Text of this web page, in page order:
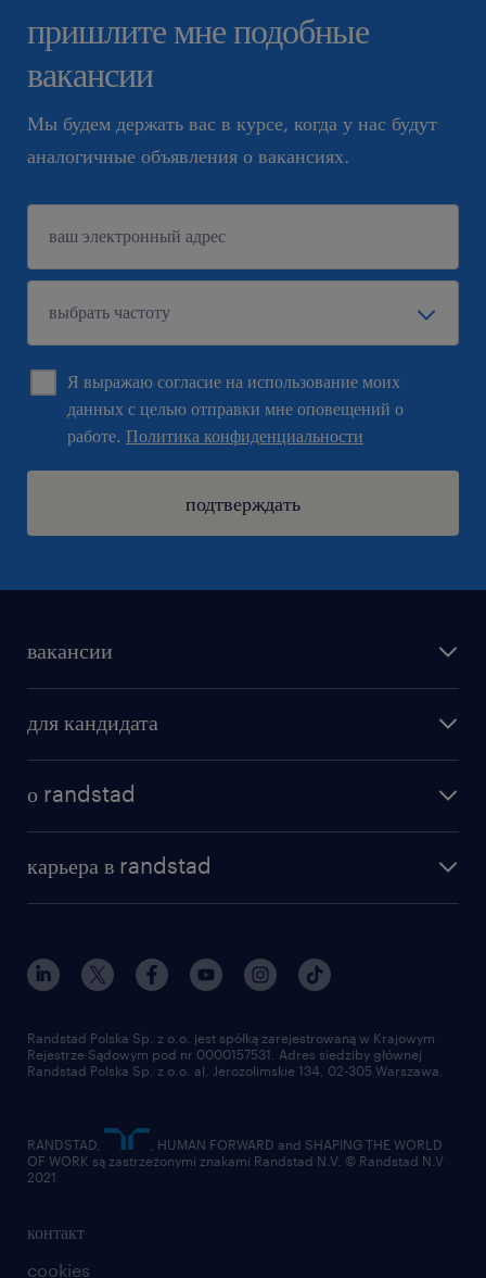
пришлите мне подобные
вакансии
Мы будем держать вас в курсе, когда у нас будут
аналогичные объявления о вакансиях.
Я выражаю согласие на использование моих
данных с целью отправки мне оповещений о
работе. Политика конфиденциальности
подтверждать
вакансии
бонусы для работников
для кандидата
о randstad
институт исследований randstad
для медиа
для поставщиков
карьера в randstad
наш мир
работа в randstad
отправить резюме
контакт
cookies
Randstad Polska Sp. z o.o. jest spółką zarejestrowaną w Krajowym
Rejestrze Sądowym pod nr 0000157531. Adres siedziby głównej
Randstad Polska Sp. z o.o. al. Jerozolimskie 134, 02-305 Warszawa.
RANDSTAD,
, HUMAN FORWARD and SHAPING THE WORLD
OF WORK są zastrzeżonymi znakami Randstad N.V. © Randstad N.V
2021